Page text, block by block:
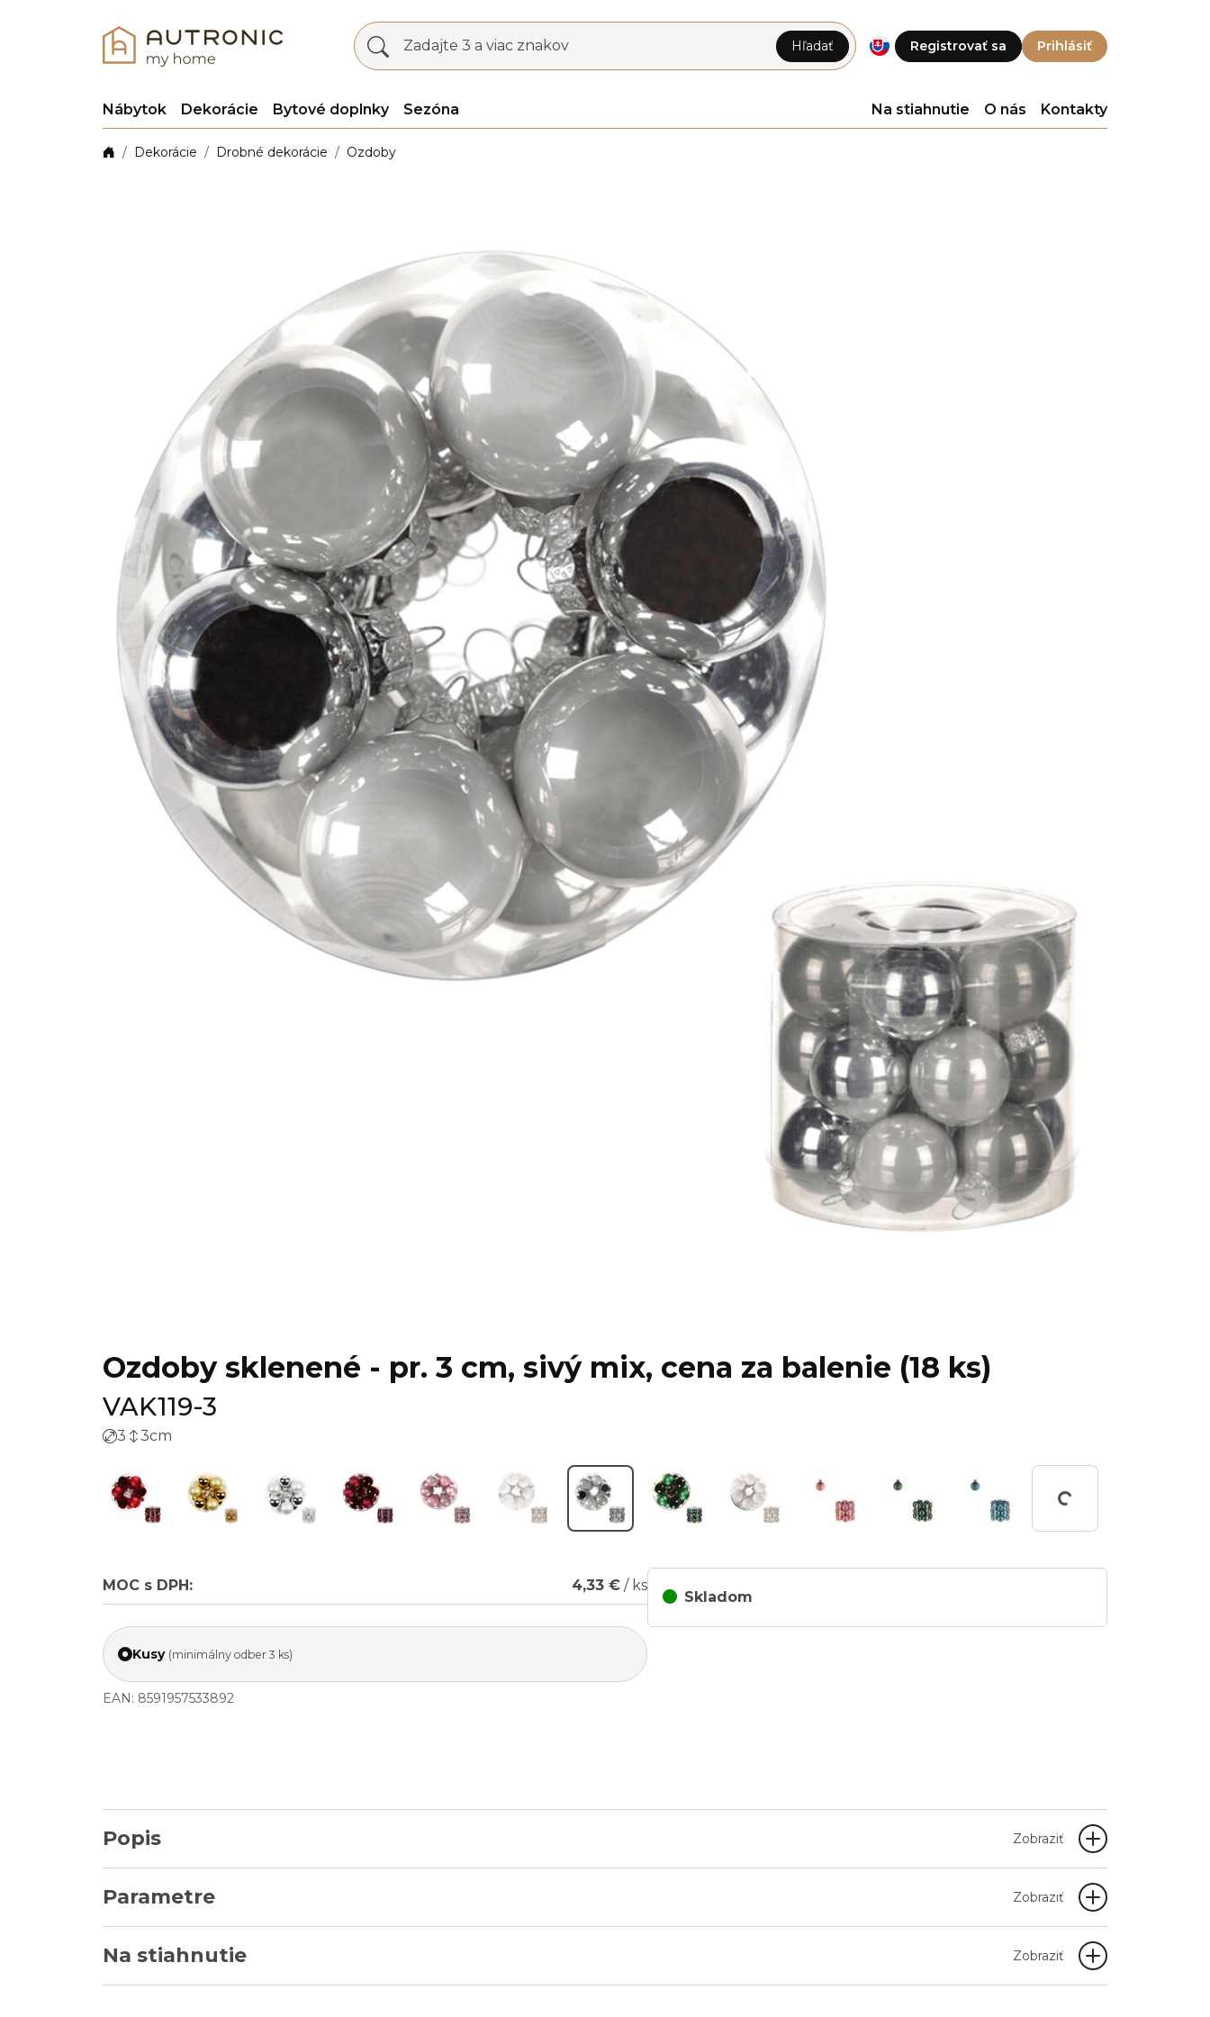
Registrovať sa Prihlásiť
Zadajte 3 a viac znakov Hľadať
Nábytok Dekorácie Bytové doplnky Sezóna Na stiahnutie O nás Kontakty
Dekorácie Drobné dekorácie Ozdoby
Ozdoby sklenené - pr. 3 cm, sivý mix, cena za balenie (18 ks)
VAK119-3
3 3cm
Working...
MOC s DPH: 4,33 € / ks
Kusy (minimálny odber 3 ks)
EAN: 8591957533892
Skladom
Popis Zobraziť
Parametre Zobraziť
Na stiahnutie Zobraziť